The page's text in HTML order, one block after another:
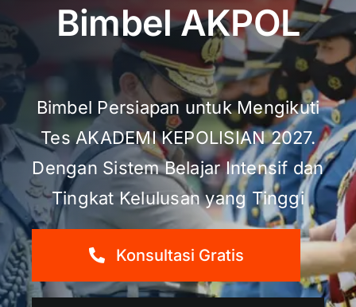
Bimbel AKPOL
Bimbel Persiapan untuk Mengikuti
Tes AKADEMI KEPOLISIAN 2027.
Dengan Sistem Belajar Intensif dan
Tingkat Kelulusan yang Tinggi
Konsultasi Gratis